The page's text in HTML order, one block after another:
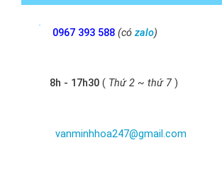
0967 393 588 (cózalo)
8h - 17h30 ( Thứ 2 ~ thứ 7 )
vanminhhoa247@gmail.com